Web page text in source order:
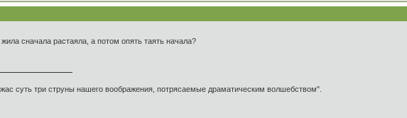
сначала растаяла, а потом опять таять начала?
суть три струны нашего воображения, потрясаемые драматическим волшебством".